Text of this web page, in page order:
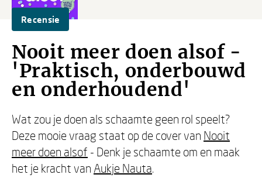
Recensie
Nooit meer doen alsof -
'Praktisch, onderbouwd
en onderhoudend'
Wat zou je doen als schaamte geen rol speelt?
Deze mooie vraag staat op de cover van Nooit
meer doen alsof - Denk je schaamte om en maak
het je kracht van Aukje Nauta.